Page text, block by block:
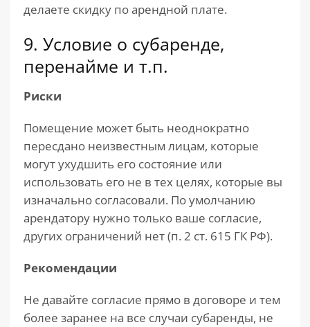
делаете скидку по арендной плате.
9. Условие о субаренде,
перенайме и т.п.
Риски
Помещение может быть неоднократно
пересдано неизвестным лицам, которые
могут ухудшить его состояние или
использовать его не в тех целях, которые вы
изначально согласовали. По умолчанию
арендатору нужно только ваше согласие,
других ограничений нет (п. 2 ст. 615 ГК РФ).
Рекомендации
Не давайте согласие прямо в договоре и тем
более заранее на все случаи субаренды, не